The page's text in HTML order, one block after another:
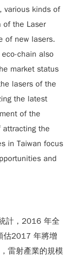
various kinds of
of the Laser
of new lasers.
chain also
market status
lasers of the
the latest
of the
the
in Taiwan focus
and
計，2016 年全
估2017 年將增
雷射產業的規模